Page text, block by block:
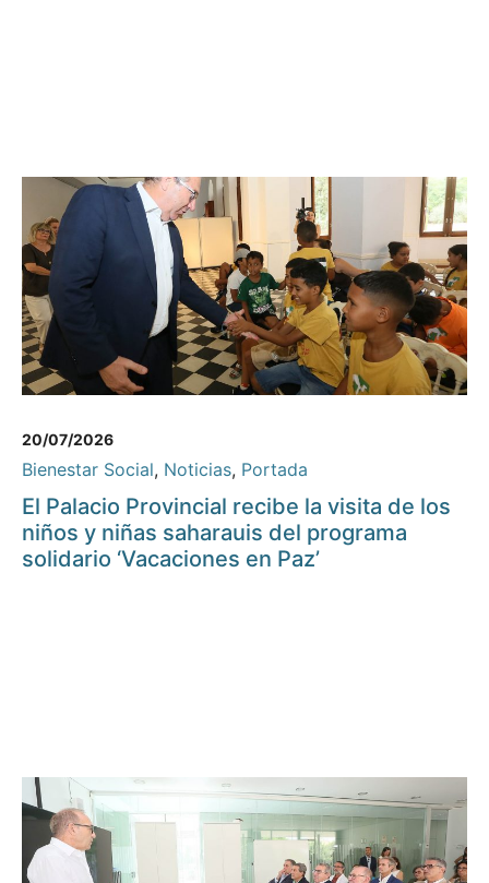
20/07/2026
Bienestar Social, Noticias, Portada
El Palacio Provincial recibe la visita de los
niños y niñas saharauis del programa
solidario ‘Vacaciones en Paz’